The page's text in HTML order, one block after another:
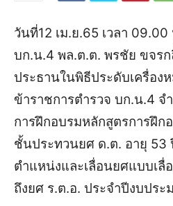
วันที่12 เม.ย.65 เวลา
บก.น.4 พล.ต.ต. พรชัย ขจร
ประธานในพิธีประดับเครื่อง
ข้าราชการตำรวจ บก.น.4​ จ
การฝึกอบรมหลักสูตรการฝึก
ชั้นประทวนยศ ด.ต. อายุ 53
ตำแหน่งและเลื่อนยศแบบเ
ถึงยศ ร.ต.อ. ประจำปีงบปร